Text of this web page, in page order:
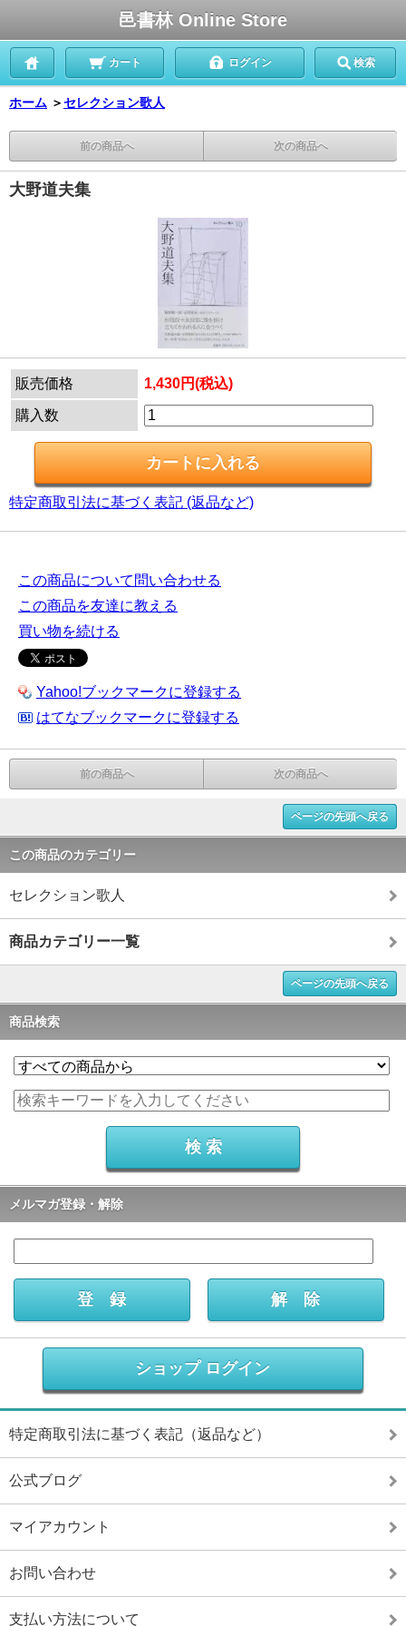
邑書林 Online Store
カート ログイン 検索
ホーム ＞セレクション歌人
前の商品へ 次の商品へ
大野道夫集
販売価格 1,430円(税込)
購入数
特定商取引法に基づく表記 (返品など)
この商品について問い合わせる
この商品を友達に教える
買い物を続ける
Yahoo!ブックマークに登録する
はてなブックマークに登録する
前の商品へ 次の商品へ
ページの先頭へ戻る
この商品のカテゴリー
セレクション歌人
商品カテゴリー一覧
ページの先頭へ戻る
商品検索
メルマガ登録・解除
ショップ ログイン
特定商取引法に基づく表記（返品など）
公式ブログ
マイアカウント
お問い合わせ
支払い方法について